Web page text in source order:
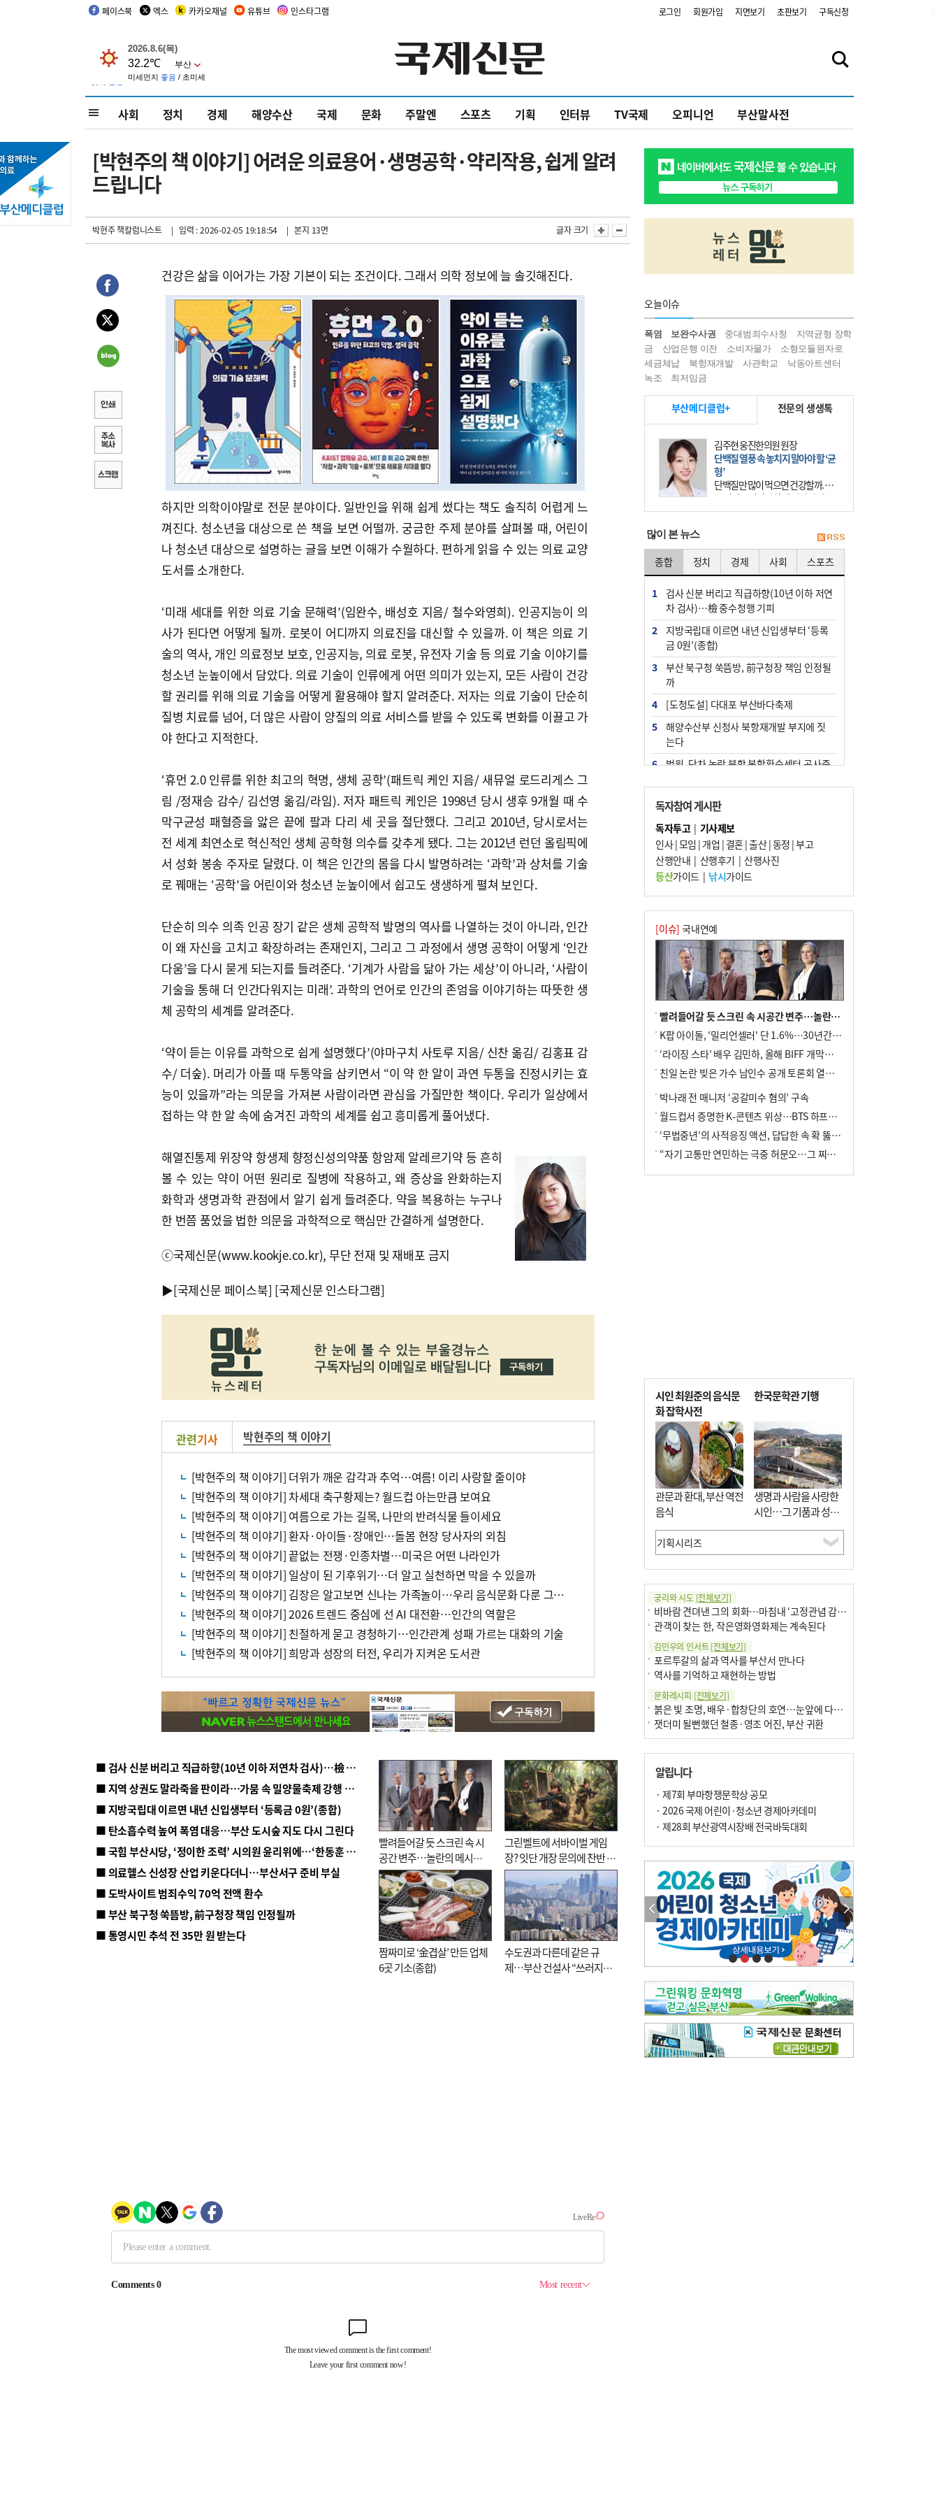
페이스북 엑스 카카오채널 유튜브 인스타그램 로그인 회원가입 지면보기 초판보기 구독신청
사회 정치 경제 해양수산 국제 문화 주말엔 스포츠 기획 인터뷰 TV국제 오피니언 부산말사전
[박현주의 책 이야기] 어려운 의료용어·생명공학·약리작용, 쉽게 알려
드립니다
박현주 책칼럼니스트 | 입력 : 2026-02-05 19:18:54 | 본지 13면 글자 크기
건강은 삶을 이어가는 가장 기본이 되는 조건이다. 그래서 의학 정보에 늘 솔깃해진다.
하지만 의학이야말로 전문 분야이다. 일반인을 위해 쉽게 썼다는 책도 솔직히 어렵게 느
껴진다. 청소년을 대상으로 쓴 책을 보면 어떨까. 궁금한 주제 분야를 살펴볼 때, 어린이
나 청소년 대상으로 설명하는 글을 보면 이해가 수월하다. 편하게 읽을 수 있는 의료 교양
도서를 소개한다.
‘미래 세대를 위한 의료 기술 문해력’(임완수, 배성호 지음/ 철수와영희). 인공지능이 의
사가 된다면 어떻게 될까. 로봇이 어디까지 의료진을 대신할 수 있을까. 이 책은 의료 기
술의 역사, 개인 의료정보 보호, 인공지능, 의료 로봇, 유전자 기술 등 의료 기술 이야기를
청소년 눈높이에서 담았다. 의료 기술이 인류에게 어떤 의미가 있는지, 모든 사람이 건강
할 권리를 위해 의료 기술을 어떻게 활용해야 할지 알려준다. 저자는 의료 기술이 단순히
질병 치료를 넘어, 더 많은 사람이 양질의 의료 서비스를 받을 수 있도록 변화를 이끌고 가
야 한다고 지적한다.
‘휴먼 2.0 인류를 위한 최고의 혁명, 생체 공학’(패트릭 케인 지음/ 새뮤얼 로드리게스 그
림 /정재승 감수/ 김선영 옮김/라임). 저자 패트릭 케인은 1998년 당시 생후 9개월 때 수
막구균성 패혈증을 앓은 끝에 팔과 다리 세 곳을 절단했다. 그리고 2010년, 당시로서는
전 세계 최연소로 혁신적인 생체 공학형 의수를 갖추게 됐다. 그는 2012년 런던 올림픽에
서 성화 봉송 주자로 달렸다. 이 책은 인간의 몸을 다시 발명하려는 ‘과학’과 상처를 기술
로 꿰매는 ‘공학’을 어린이와 청소년 눈높이에서 쉽고도 생생하게 펼쳐 보인다.
단순히 의수 의족 인공 장기 같은 생체 공학적 발명의 역사를 나열하는 것이 아니라, 인간
이 왜 자신을 고치고 확장하려는 존재인지, 그리고 그 과정에서 생명 공학이 어떻게 ‘인간
다움’을 다시 묻게 되는지를 들려준다. ‘기계가 사람을 닮아 가는 세상’이 아니라, ‘사람이
기술을 통해 더 인간다워지는 미래’. 과학의 언어로 인간의 존엄을 이야기하는 따뜻한 생
체 공학의 세계를 알려준다.
‘약이 듣는 이유를 과학으로 쉽게 설명했다’(야마구치 사토루 지음/ 신찬 옮김/ 김홍표 감
수/ 더숲). 머리가 아플 때 두통약을 삼키면서 “이 약 한 알이 과연 두통을 진정시키는 효
능이 있을까”라는 의문을 가져본 사람이라면 관심을 가질만한 책이다. 우리가 일상에서
접하는 약 한 알 속에 숨겨진 과학의 세계를 쉽고 흥미롭게 풀어냈다.
해열진통제 위장약 항생제 향정신성의약품 항암제 알레르기약 등 흔히
볼 수 있는 약이 어떤 원리로 질병에 작용하고, 왜 증상을 완화하는지
화학과 생명과학 관점에서 알기 쉽게 들려준다. 약을 복용하는 누구나
한 번쯤 품었을 법한 의문을 과학적으로 핵심만 간결하게 설명한다.
ⓒ국제신문(www.kookje.co.kr), 무단 전재 및 재배포 금지
▶[국제신문 페이스북] [국제신문 인스타그램]
관련기사 박현주의 책 이야기
[박현주의 책 이야기] 더위가 깨운 감각과 추억…여름! 이리 사랑할 줄이야
[박현주의 책 이야기] 차세대 축구황제는? 월드컵 아는만큼 보여요
[박현주의 책 이야기] 여름으로 가는 길목, 나만의 반려식물 들이세요
[박현주의 책 이야기] 환자·아이들·장애인…돌봄 현장 당사자의 외침
[박현주의 책 이야기] 끝없는 전쟁·인종차별…미국은 어떤 나라인가
[박현주의 책 이야기] 일상이 된 기후위기…더 알고 실천하면 막을 수 있을까
[박현주의 책 이야기] 김장은 알고보면 신나는 가족놀이…우리 음식문화 다룬 그림책들
[박현주의 책 이야기] 2026 트렌드 중심에 선 AI 대전환…인간의 역할은
[박현주의 책 이야기] 친절하게 묻고 경청하기…인간관계 성패 가르는 대화의 기술
[박현주의 책 이야기] 희망과 성장의 터전, 우리가 지켜온 도서관
■ 검사 신분 버리고 직급하향(10년 이하 저연차 검사)…檢 중수청행 기피
■ 지역 상권도 말라죽을 판이라…가뭄 속 밀양물축제 강행 논란
■ 지방국립대 이르면 내년 신입생부터 ‘등록금 0원’(종합)
■ 탄소흡수력 높여 폭염 대응…부산 도시숲 지도 다시 그린다
■ 국힘 부산시당, ‘정이한 조력’ 시의원 윤리위에…‘한동훈 지지’도 신고접수
■ 의료헬스 신성장 산업 키운다더니…부산서구 준비 부실
■ 도박사이트 범죄수익 70억 전액 환수
■ 부산 북구청 쑥뜸방, 前구청장 책임 인정될까
■ 통영시민 추석 전 35만 원 받는다
빨려들어갈 듯 스크린 속 시
공간 변주…놀란의 메시지
는 ‘전쟁 속죄’
그린벨트에 서바이벌 게임
장? 잇단 개장 문의에 찬반 논
쟁
짬짜미로 ‘金겹살’ 만든 업체
6곳 기소(종합)
수도권과 다른데 같은 규
제…부산 건설사 “쓰러지기
오늘이슈
폭염 보완수사권 중대범죄수사청
지역균형 장학
금
산업은행 이전 소비자물가
소형모듈원자로
세금체납
북항재개발 사관학교
낙동아트센터
녹조
최저임금
부산메디클럽+ 전문의 생생톡
김주현 웅진한의원 원장
단백질 열풍 속 놓치지 말아야 할 ‘균
형’
단백질만 많이 먹으면 건강할까. 요
즘 건강을 이야기할 때 빠지지 않는
키워드가 단백질이다. 헬스장을 다니
많이 본 뉴스
종합 정치 경제 사회 스포츠
1
검사 신분 버리고 직급하향(10년 이하 저연
차 검사)…檢 중수청행 기피
2
지방국립대 이르면 내년 신입생부터 ‘등록
금 0원’(종합)
3
부산 북구청 쑥뜸방, 前구청장 책임 인정될
까
4
[도청도설] 다대포 부산바다축제
5
해양수산부 신청사 북항재개발 부지에 짓
는다
6
법원, 단차 논란 북항 복합환승센터 공사중
7
지역 상권도 말라죽을 판이라…가뭄 속 밀
양물축제 강행 논란
8
통영시민 추석 전 35만 원 받는다
9
부산 철강공장 50대 노동자 추락사
10 국힘 부산시당, ‘정이한 조력’ 시의원 윤리
위에…‘한동훈 지지’도 신고접수
독자참여 게시판
독자투고| 기사제보
인사|모임 | 개업 | 결혼|출산|동정 |부고
산행안내 | 산행후기 | 산행사진
등산가이드| 낚시가이드
[이슈] 국내연예
빨려들어갈 듯 스크린 속 시공간 변주…놀란의 메시지는 ‘전쟁 속죄’
K팝 아이돌, '밀리언셀러' 단 1.6%…30년간 등장 1182개팀 전수조사
‘라이징 스타’ 배우 김민하, 올해 BIFF 개막식 사회자 확정
친일 논란 빚은 가수 남인수 공개 토론회 열린다.
박나래 전 매니저 ‘공갈미수 혐의’ 구속
월드컵서 증명한 K-콘텐츠 위상…BTS 하프타임쇼·정호연 트로피 세리머니
‘무법중년’의 사적응징 액션, 답답한 속 확 뚫어주네
“자기 고통만 연민하는 극중 허문오…그 찌질함까지 안아주고파”
시인 최원준의 음식문
화 잡학사전
관문과 환대, 부산 역전
음식
한국문학관 기행
생명과 사람을 사랑한
시인…그 기품과 성실
함이 보존된 장소
궁리와 시도 [전체보기]
비바람 견뎌낸 그의 회화…마침내 ‘고정관념 감옥’서 해방
관객이 찾는 한, 작은영화영화제는 계속된다
김민우의 인서트[전체보기]
포르투갈의 삶과 역사를 부산서 만나다
역사를 기억하고 재현하는 방법
문화레시피 [전체보기]
붉은 빛 조명, 배우·합창단의 호연…눈앞에 다가온 부산오페라하우스
잿더미 될뻔했던 철종·영조 어진, 부산 귀환
달구비·여우비…다양한 비 이름 外
6·25 세계에 알린 女 종군기자 外
박현주의 책 이야기[전체보기]
차세대 축구황제는? 월드컵 아는만큼 보여요
문재필-여름_저녁무렵의호수
이 한편의 시조[전체보기]
참선 /오기환
고향 /김진규
주말 영화 박스오피스[전체보기]
‘스파이더맨’ 개봉 5일 만에 300만 돌풍…박스오피스·예매율 동시 1위
‘호프’ 개봉 11일 만에 관객 300만…‘스파이더맨’ 예매율 68.8% 1위
오늘의 운세- [전체보기]
오늘의 운세- 2026년 8월 6일 (음 6월 24일)
오늘의 운세- 2026년 8월 5일 (음 6월 23일)
조해훈의 고전 속 이 문장 [전체보기]
입추 지났는데도 덥다며 신유안에게 보낸 박규수의 편지
알립니다
· 제7회 부마항쟁문학상 공모
· 2026 국제 어린이·청소년 경제아카데미
· 제28회 부산광역시장배 전국바둑대회